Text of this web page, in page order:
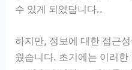
수 있게 되었답니다..
하지만, 정보에 대한 접근
웠습니다. 초기에는 이러